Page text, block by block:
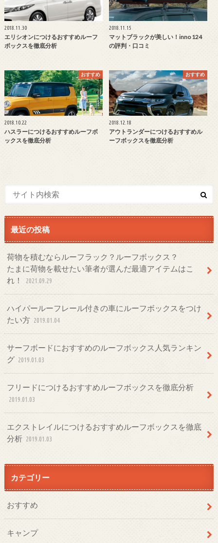
2018.11.30
エリシオンにつけるおすすめルーフ
ボックスを徹底分析
2018.11.15
マットブラックが美しい！inno 124
の評判・口コミ
おすすめ
2018.10.22
ハスラーにつけるおすすめルーフボ
ックスを徹底分析
おすすめ
2018.12.18
アウトランダーにつけるおすすめル
ーフボックスを徹底分析
最近の投稿
荷物を積むならルーフラック？ルーフボックス？
たまに荷物を載せたい筆者が選んだ最適アイテムはこ
れ！
2021.09.29
ハイパールーフレール付きの車にルーフボックスをつけ
たい方 2019.01.04
サーフボードにおすすめのルーフボックス人気ランキン
グ 2019.01.03
フリードにつけるおすすめルーフボックスを徹底分析
2019.01.03
エクストレイルにつけるおすすめルーフボックスを徹底
分析 2019.01.03
カテゴリー
おすすめ
キャンプ